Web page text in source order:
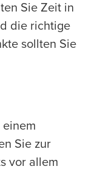
Sie Zeit in
die richtige
sollten Sie
einem
Sie zur
vor allem